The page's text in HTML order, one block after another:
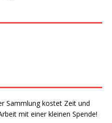
Sammlung kostet Zeit und
mit einer kleinen Spende!